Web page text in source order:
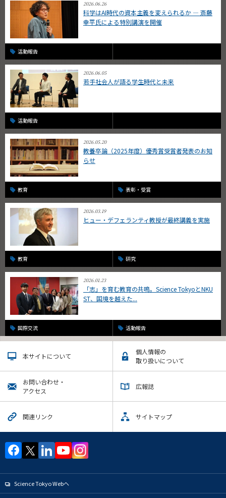
2026.06.26
科学はAI時代の資本主義を変えられるか ― 斎藤
幸平氏による特別講演を開催
活動報告
2026.06.05
若手社会人が語る学生時代と未来
活動報告
2026.05.20
教養卒論（2025年度）優秀賞受賞者発表のお知
らせ
教育 表彰・受賞
2026.03.19
ヒュー・デフェランティ教授が最終講義を実施
教育 研究
2026.01.23
「志」を育む教育の共鳴。Science TokyoとNKU
ST、国境を越えた...
国際交流 活動報告
本サイトについて
個人情報の
取り扱いについて
お問い合わせ・
アクセス
広報誌
関連リンク サイトマップ
Science Tokyo Webヘ